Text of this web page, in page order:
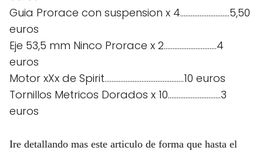
Guia Prorace con suspension x 4............................5,50
euros
Eje 53,5 mm Ninco Prorace x 2..............................4
euros
Motor xXx de Spirit.............................................10 euros
Tornillos Metricos Dorados x 10..............................3
euros
Ire detallando mas este articulo de forma que hasta el